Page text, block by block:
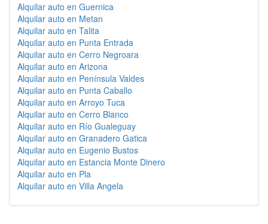
Alquilar auto en Guernica
Alquilar auto en Metan
Alquilar auto en Talita
Alquilar auto en Punta Entrada
Alquilar auto en Cerro Negroara
Alquilar auto en Arizona
Alquilar auto en Península Valdes
Alquilar auto en Punta Caballo
Alquilar auto en Arroyo Tuca
Alquilar auto en Cerro Blanco
Alquilar auto en Río Gualeguay
Alquilar auto en Granadero Gatica
Alquilar auto en Eugenio Bustos
Alquilar auto en Estancia Monte Dinero
Alquilar auto en Pla
Alquilar auto en Villa Angela